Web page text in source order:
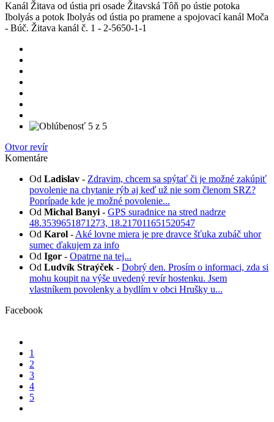
Kanál Žitava od ústia pri osade Žitavská Tôň po ústie potoka
Ibolyás a potok Ibolyás od ústia po pramene a spojovací kanál Moča
- Búč. Žitava kanál č. 1 - 2-5650-1-1
Otvor revír
Komentáre
Od Ladislav - Zdravim, chcem sa spýtať či je možné zakúpiť
povolenie na chytanie rýb aj keď už nie som členom SRZ?
Poprípade kde je možné povolenie...
Od Michal Banyi - GPS suradnice na stred nadrze
48.3539651871273, 18.217011651520547
Od Karol - Aké lovne miera je pre dravce šťuka zubáč uhor
sumec ďakujem za info
Od Igor - Opatrne na tej...
Od Ludvík Straýček - Dobrý den. Prosím o informaci, zda si
mohu koupit na výše uvedený revír hostenku. Jsem
vlastníkem povolenky a bydlím v obci Hrušky u...
Facebook
1
2
3
4
5